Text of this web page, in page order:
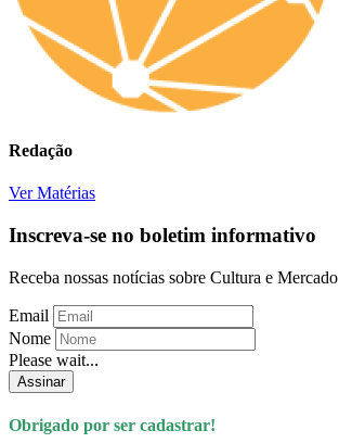
Redação
Ver Matérias
Inscreva-se no boletim informativo
Receba nossas notícias sobre Cultura e Mercado
Email
Nome
Please wait...
Assinar
Obrigado por ser cadastrar!